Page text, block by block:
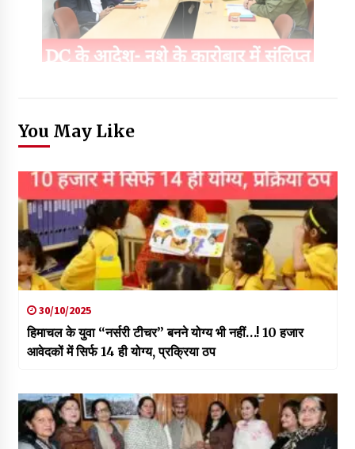
You May Like
30/10/2025
हिमाचल के युवा “नर्सरी टीचर” बनने योग्य भी नहीं…! 10 हजार
आवेदकों में सिर्फ 14 ही योग्य, प्रक्रिया ठप